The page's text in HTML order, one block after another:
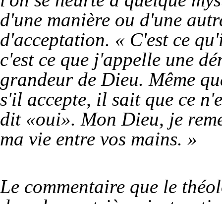
d'une manière ou d'une
d'acceptation. « C'est ce
c'est ce que j'appelle une
grandeur de Dieu. Même
s'il accepte, il sait que ce
dit «oui». Mon Dieu, je
ma vie entre vos mains. »
Le commentaire que le